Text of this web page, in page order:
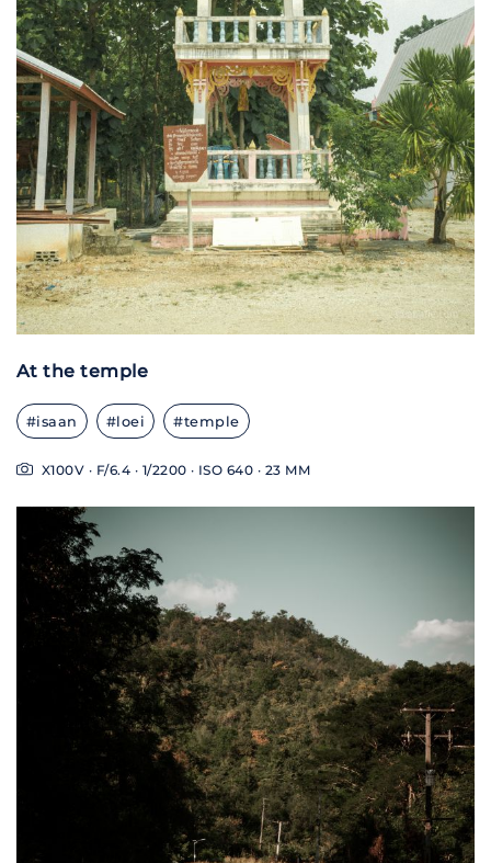
At the temple
#isaan #loei #temple
X100V · F/6.4 · 1/2200 · ISO 640 · 23 MM